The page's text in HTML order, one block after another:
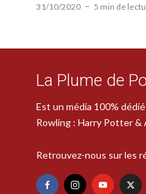
31/10/2020 5 min de
La Plume de
Est un média 100%
Rowling : Harry Potter &
Retrouvez-nous sur les